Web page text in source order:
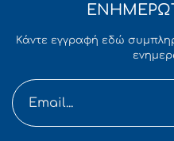
Κάντε εγγραφή εδώ